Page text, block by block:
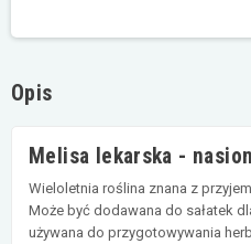
Opis
Melisa lekarska -
Wieloletnia roślina znana z
Może być dodawana do sałatek
używana do przygotowywania